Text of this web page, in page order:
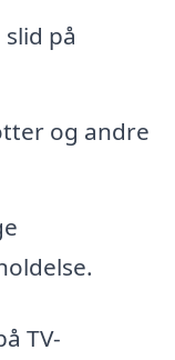
på
og andre
TV-